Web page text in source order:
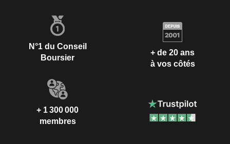
N°1 du Conseil
Boursier
+ de 20 ans
à vos côtés
+ 1 300 000
membres